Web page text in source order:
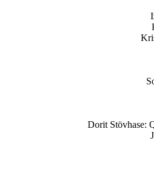
Dorit Stövhase: